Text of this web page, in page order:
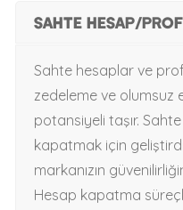
Sahte Hesap/
Sahte hesaplar ve
zedeleme ve olumsuz
potansiyeli taşır.
kapatmak için
markanızın
Hesap kapatma